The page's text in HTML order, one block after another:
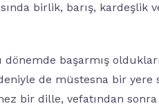
birlik, barış, kardeşlik
dönemde başarmış
de müstesna bir yere
bir dille, vefatından